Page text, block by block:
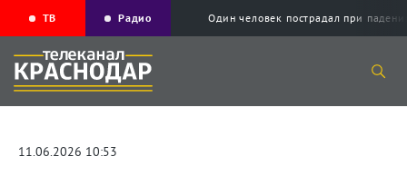
ТВ Радио Один человек пострадал при
11.06.2026 10:53